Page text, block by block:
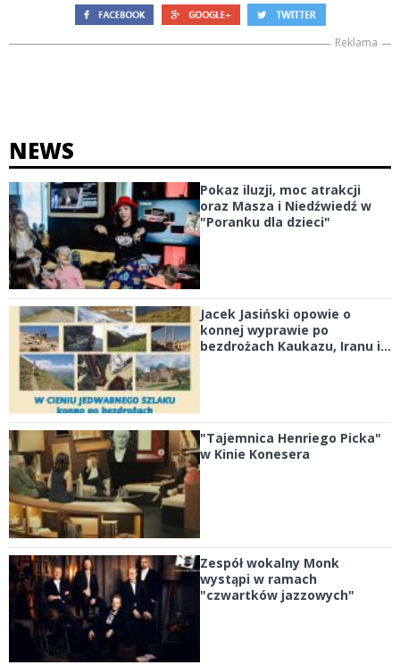
Reklama
NEWS
Pokaz iluzji, moc atrakcji
oraz Masza i Niedźwiedź w
"Poranku dla dzieci"
Jacek Jasiński opowie o
konnej wyprawie po
bezdrożach Kaukazu, Iranu i...
"Tajemnica Henriego Picka"
w Kinie Konesera
Zespół wokalny Monk
wystąpi w ramach
"czwartków jazzowych"